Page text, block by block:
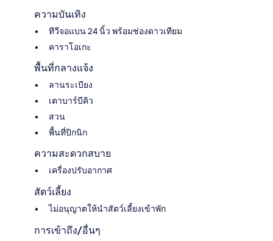
ความบันเทิง
ทีวีจอแบน 24 นิ้ว พร้อมช่องดาวเทียม
คาราโอเกะ
พื้นที่กลางแจ้ง
ลานระเบียง
เตาบาร์บีคิว
สวน
พื้นที่ปิกนิก
ความสะดวกสบาย
เครื่องปรับอากาศ
สัตว์เลี้ยง
ไม่อนุญาตให้นำสัตว์เลี้ยงเข้าพัก
การเข้าถึง/อื่นๆ